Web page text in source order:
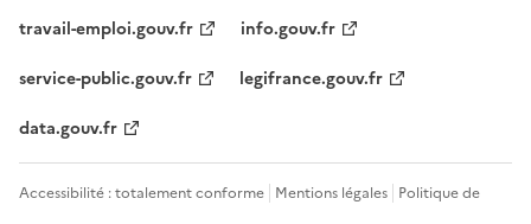
travail-emploi.gouv.fr
info.gouv.fr
service-public.gouv.fr
legifrance.gouv.fr
data.gouv.fr
Accessibilité : totalement conforme Mentions légales Politique de